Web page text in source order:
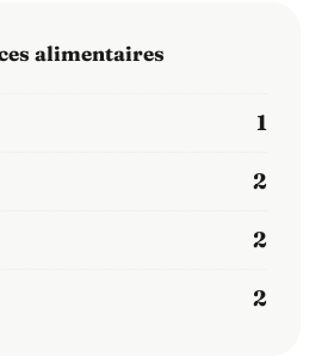
alimentaires
1
2
2
2